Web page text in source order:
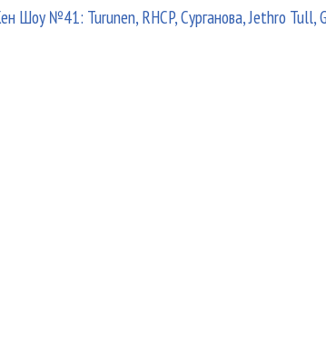
Шоу №41: Turunen, RHCP, Сурганова, Jethro